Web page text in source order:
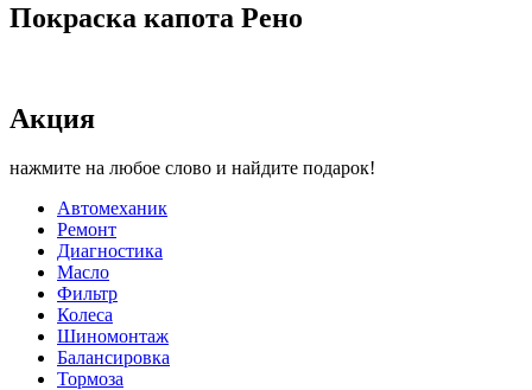
Покраска капота Рено
Акция
нажмите на любое слово и найдите подарок!
Автомеханик
Ремонт
Диагностика
Масло
Фильтр
Колеса
Шиномонтаж
Балансировка
Тормоза